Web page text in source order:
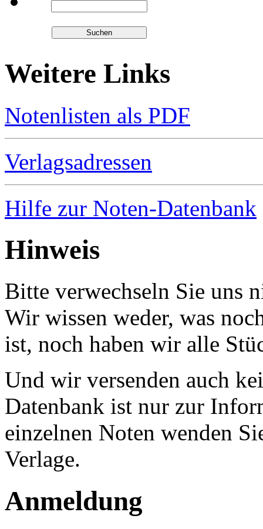
Weitere Links
Notenlisten als PDF
Verlagsadressen
Hilfe zur Noten-Datenbank
Hinweis
Bitte verwechseln Sie uns
Wir wissen weder, was
ist, noch haben wir alle
Und wir versenden auch
Datenbank ist nur zur
einzelnen Noten wenden
Verlage.
Anmeldung